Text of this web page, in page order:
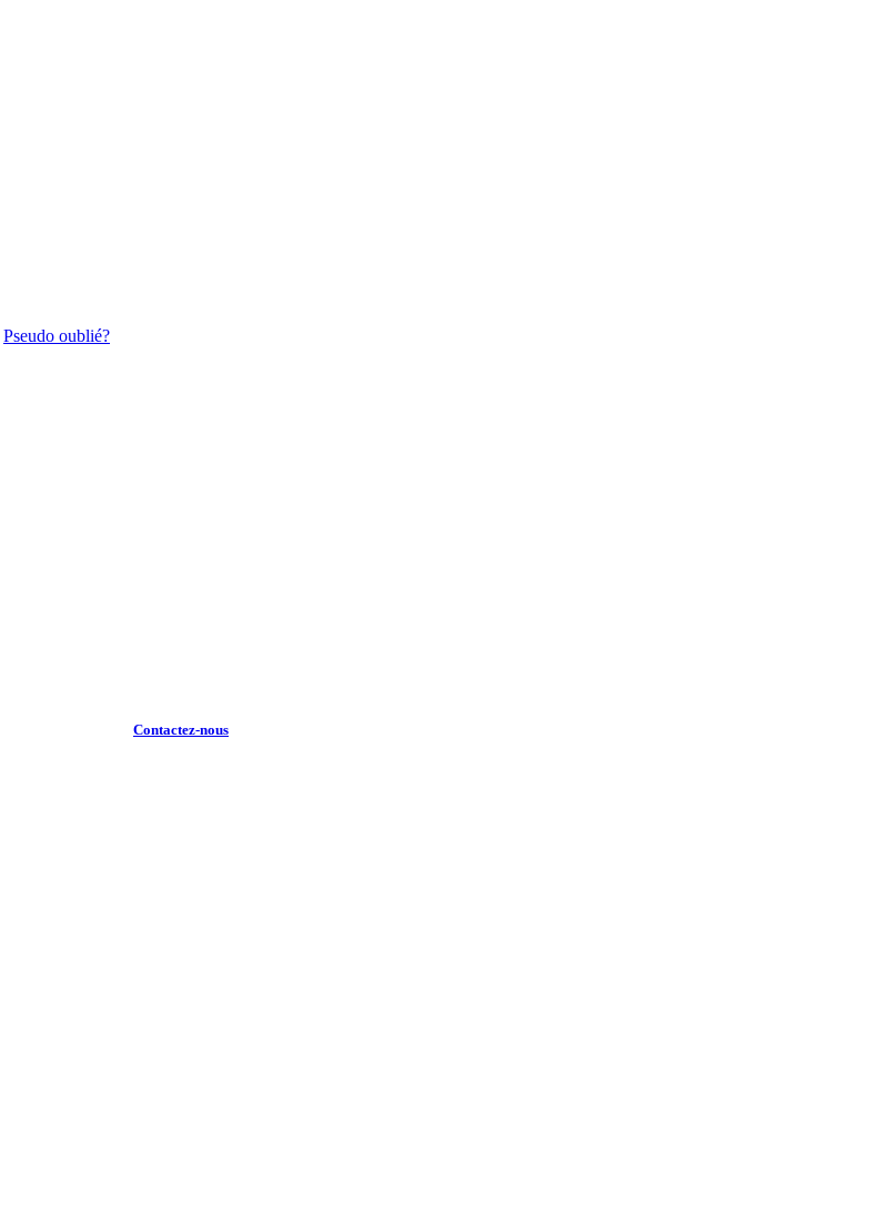
Pseudo oublié?
Contactez-nous